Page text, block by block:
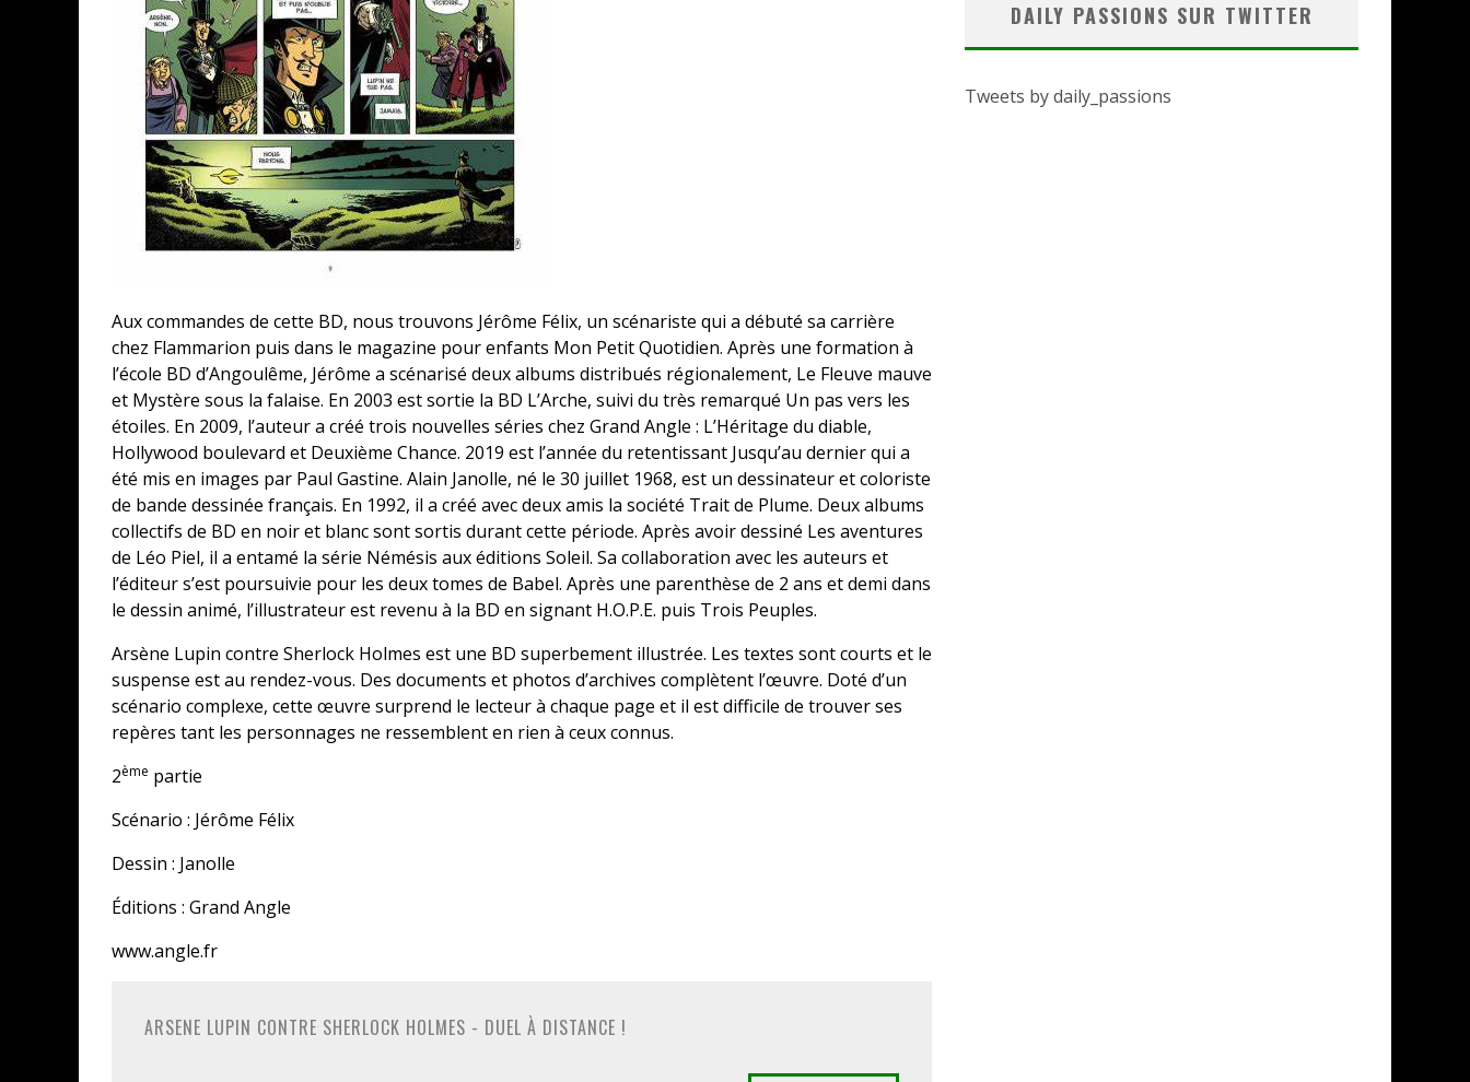
Aux commandes de cette BD, nous trouvons Jérôme Félix, un scénariste qui a débuté sa carrière
chez Flammarion puis dans le magazine pour enfants Mon Petit Quotidien. Après une formation à
l’école BD d’Angoulême, Jérôme a scénarisé deux albums distribués régionalement, Le Fleuve mauve
et Mystère sous la falaise. En 2003 est sortie la BD L’Arche, suivi du très remarqué Un pas vers les
étoiles. En 2009, l’auteur a créé trois nouvelles séries chez Grand Angle : L’Héritage du diable,
Hollywood boulevard et Deuxième Chance. 2019 est l’année du retentissant Jusqu’au dernier qui a
été mis en images par Paul Gastine. Alain Janolle, né le 30 juillet 1968, est un dessinateur et coloriste
de bande dessinée français. En 1992, il a créé avec deux amis la société Trait de Plume. Deux albums
collectifs de BD en noir et blanc sont sortis durant cette période. Après avoir dessiné Les aventures
de Léo Piel, il a entamé la série Némésis aux éditions Soleil. Sa collaboration avec les auteurs et
l’éditeur s’est poursuivie pour les deux tomes de Babel. Après une parenthèse de 2 ans et demi dans
le dessin animé, l’illustrateur est revenu à la BD en signant H.O.P.E. puis Trois Peuples.
Arsène Lupin contre Sherlock Holmes est une BD superbement illustrée. Les textes sont courts et le
suspense est au rendez-vous. Des documents et photos d’archives complètent l’œuvre. Doté d’un
scénario complexe, cette œuvre surprend le lecteur à chaque page et il est difficile de trouver ses
repères tant les personnages ne ressemblent en rien à ceux connus.
2ème partie
Scénario : Jérôme Félix
Dessin : Janolle
Éditions : Grand Angle
www.angle.fr
ARSENE LUPIN CONTRE SHERLOCK HOLMES - DUEL À DISTANCE !
DAILY PASSIONS SUR TWITTER
Tweets by daily_passions